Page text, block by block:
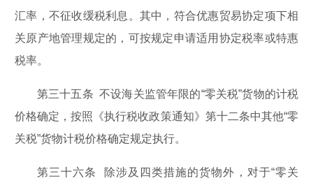
汇率，不征收缓税利息。其中，符合优惠贸易协定项下相
关原产地管理规定的，可按规定申请适用协定税率或特惠
税率。
第三十五条 不设海关监管年限的“零关税”货物的计税
价格确定，按照《执行税收政策通知》第十二条中其他“零
关税”货物计税价格确定规定执行。
第三十六条 除涉及四类措施的货物外，对于“零关